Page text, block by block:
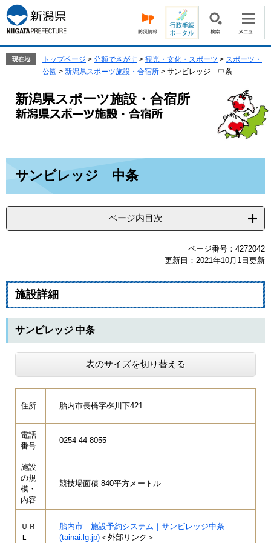
ー
ジ
の
す。
ニ
ュ
ー
現在地 トップページ > 分類でさがす > 観光・文化・スポーツ > スポーツ・
公園 > 新潟県スポーツ施設・合宿所 > サンビレッジ 中条
新潟県スポーツ施設・合宿所
サンビレッジ 中条
ページ内目次
ページ番号：4272042
更新日：2021年10月1日更新
施設詳細
サンビレッジ 中条
表のサイズを切り替える
住所 胎内市長橋字桝川下421
電話
番号
0254-44-8055
施設
の規
模・
内容
競技場面積 840平方メートル
ＵＲ
Ｌ
胎内市｜施設予約システム｜サンビレッジ中条
(tainai.lg.jp)＜外部リンク＞